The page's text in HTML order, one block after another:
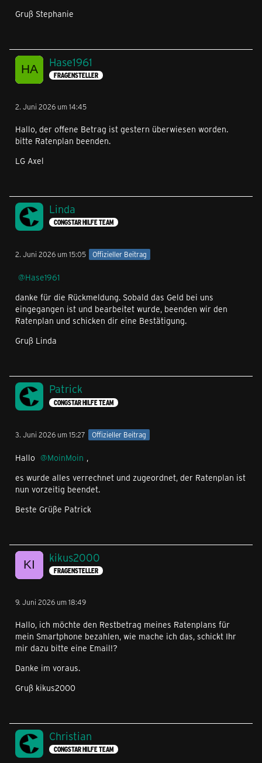
Gruß Stephanie
Hase1961
FRAGENSTELLER
2. Juni 2026 um 14:45
Hallo, der offene Betrag ist gestern überwiesen worden.
bitte Ratenplan beenden.
LG Axel
Linda
CONGSTAR HILFE TEAM
2. Juni 2026 um 15:05 Offizieller Beitrag
Hase1961
danke für die Rückmeldung. Sobald das Geld bei uns
eingegangen ist und bearbeitet wurde, beenden wir den
Ratenplan und schicken dir eine Bestätigung.
Gruß Linda
Patrick
CONGSTAR HILFE TEAM
3. Juni 2026 um 15:27 Offizieller Beitrag
Hallo MoinMoin ,
es wurde alles verrechnet und zugeordnet, der Ratenplan ist
nun vorzeitig beendet.
Beste Grüße Patrick
kikus2000
FRAGENSTELLER
9. Juni 2026 um 18:49
Hallo, ich möchte den Restbetrag meines Ratenplans für
mein Smartphone bezahlen, wie mache ich das, schickt Ihr
mir dazu bitte eine Email!?
Danke im voraus.
Gruß kikus2000
Christian
CONGSTAR HILFE TEAM